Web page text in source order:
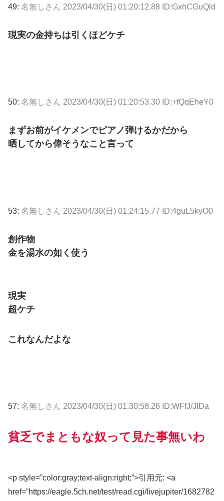
49: 名無しさん 2023/04/30(日) 01:20:12.88 ID:GxhCGuQld
現実の金持ちは引くほどケチ
50: 名無しさん 2023/04/30(日) 01:20:53.30 ID:+fQqEheY0
まずお前がイケメンでピアノ弾けるかだから
晒してから偉そうなこと言って
53: 名無しさん 2023/04/30(日) 01:24:15.77 ID:4guL5kyO0
創作物
金を湯水の如く使う
現実
超ケチ
これなんだよな
57: 名無しさん 2023/04/30(日) 01:30:58.26 ID:WFfJ/JIDa
貧乏でまともな奴って見た事無いわ
<p style=”color:gray;text-align:right;”>引用元: <a
href=”https://eagle.5ch.net/test/read.cgi/livejupiter/1682782